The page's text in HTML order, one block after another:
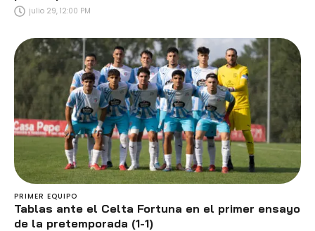
julio 29, 12:00 PM
PRIMER EQUIPO
Tablas ante el Celta Fortuna en el primer ensayo
de la pretemporada (1-1)